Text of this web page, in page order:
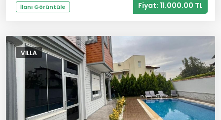
İlanı Görüntüle Fiyat: 11.000.00 TL
VILLA